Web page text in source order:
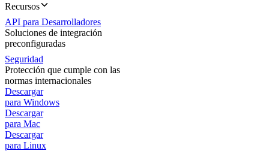
Recursos
API para Desarrolladores
Soluciones de integración
preconfiguradas
Seguridad
Protección que cumple con las
normas internacionales
Descargar
para Windows
Descargar
para Mac
Descargar
para Linux